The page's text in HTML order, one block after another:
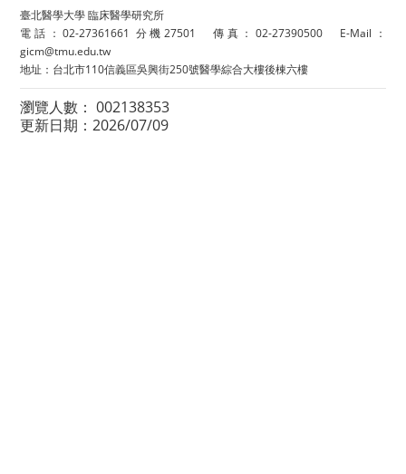
臺北醫學大學 臨床醫學研究所
電話：02-27361661 分機27501 傳真：02-27390500 E-Mail：
gicm@tmu.edu.tw
地址：台北市110信義區吳興街250號醫學綜合大樓後棟六樓
瀏覽人數： 002138353
更新日期：2026/07/09